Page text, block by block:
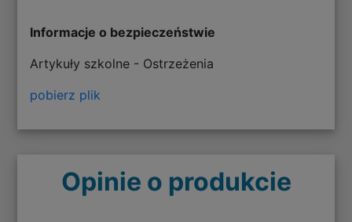
Informacje o bezpieczeństwie
Artykuły szkolne - Ostrzeżenia
pobierz plik
Opinie o produkcie